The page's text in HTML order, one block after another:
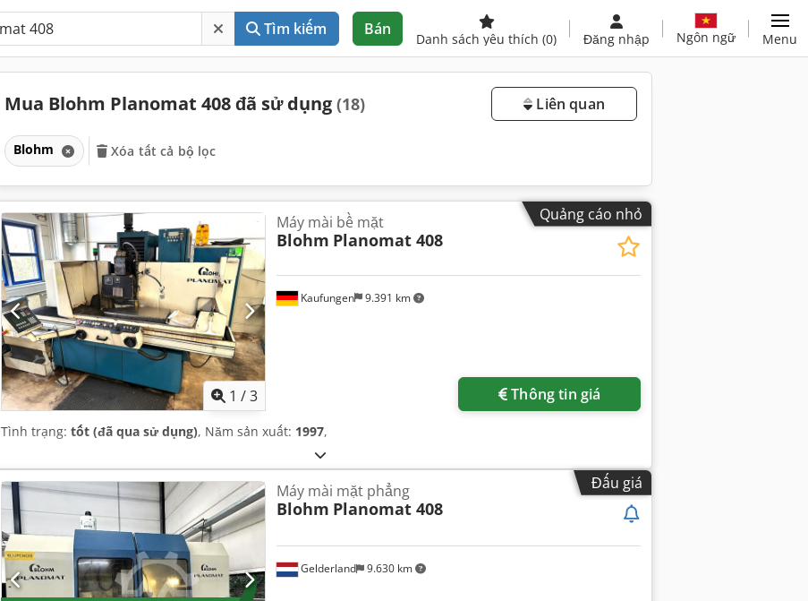
Tìm kiếm Bán
Danh sách yêu thích (0) Đăng nhập Ngôn ngữ Menu
Mua Blohm Planomat 408 đã sử dụng (18) Liên quan
Blohm Xóa tất cả bộ lọc
Quảng cáo nhỏ
1 /3
Kaufungen 9.391 km
Máy mài bề mặt
Blohm Planomat 408
Thông tin giá
Tình trạng: tốt (đã qua sử dụng), Năm sản xuất: 1997,
Đấu giá
Gelderland 9.630 km
Máy mài mặt phẳng
Blohm Planomat 408